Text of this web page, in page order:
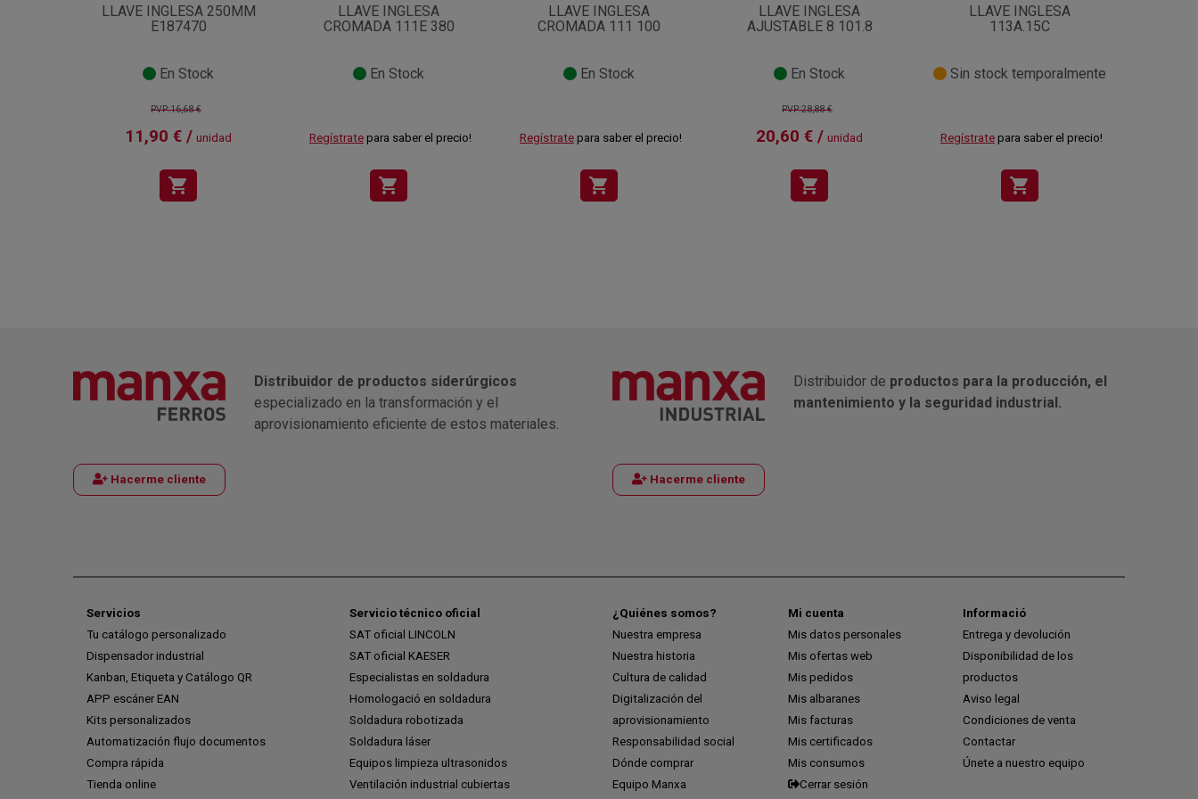
LLAVE INGLESA 250MM
E187470
En Stock
PVP:16,68 €
11,90 € / unidad
shopping_cart
LLAVE INGLESA
CROMADA 111E 380
En Stock
Regístrate para saber el precio!
shopping_cart
LLAVE INGLESA
CROMADA 111 100
En Stock
Regístrate para saber el precio!
shopping_cart
LLAVE INGLESA
AJUSTABLE 8 101.8
En Stock
PVP:28,88 €
20,60 € / unidad
shopping_cart
LLAVE INGLESA
113A.15C
Sin stock temporalmente
Regístrate para saber el precio!
shopping_cart
Hacerme cliente
Distribuidor de productos siderúrgicos
especializado en la transformación y el
aprovisionamiento eficiente de estos materiales.
Hacerme cliente
Distribuidor de productos para la producción, el
mantenimiento y la seguridad industrial.
Servicios
Tu catálogo personalizado
Dispensador industrial
Kanban, Etiqueta y Catálogo QR
APP escáner EAN
Kits personalizados
Automatización flujo documentos
Compra rápida
Tienda online
Servicio técnico oficial
SAT oficial LINCOLN
SAT oficial KAESER
Especialistas en soldadura
Homologació en soldadura
Soldadura robotizada
Soldadura láser
Equipos limpieza ultrasonidos
Ventilación industrial cubiertas
¿Quiénes somos?
Nuestra empresa
Nuestra historia
Cultura de calidad
Digitalización del
aprovisionamiento
Responsabilidad social
Dónde comprar
Equipo Manxa
Mi cuenta
Mis datos personales
Mis ofertas web
Mis pedidos
Mis albaranes
Mis facturas
Mis certificados
Mis consumos
Cerrar sesión
Informació
Entrega y devolución
Disponibilidad de los
productos
Aviso legal
Condiciones de venta
Contactar
Únete a nuestro equipo